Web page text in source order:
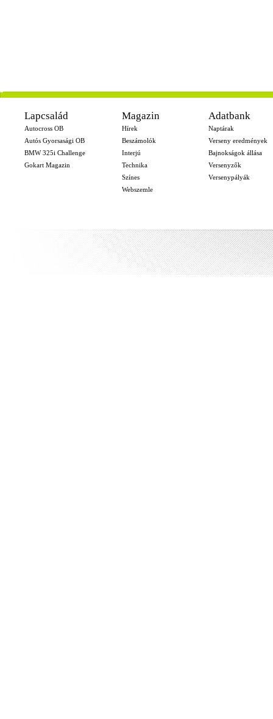
-
Lapcsalád
Autocross OB
Autós Gyorsasági OB
BMW 325i Challenge
Gokart Magazin
Magazin
Hírek
Beszámolók
Interjú
Technika
Színes
Webszemle
Adatbank
Naptárak
Verseny eredmények
Bajnokságok állása
Versenyzők
Versenypályák